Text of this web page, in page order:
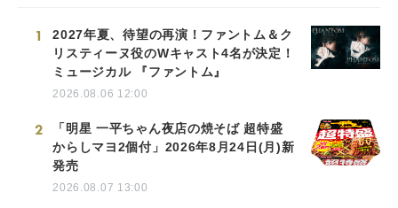
1
2027年夏、待望の再演！ファントム＆ク
リスティーヌ役のWキャスト4名が決定！
ミュージカル 『ファントム』
2026.08.06 12:00
2
「明星 一平ちゃん夜店の焼そば 超特盛
からしマヨ2個付」2026年8月24日(月)新
発売
2026.08.07 13:00